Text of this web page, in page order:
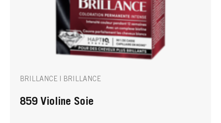
BRILLANCE | BRILLANCE
859 Violine Soie